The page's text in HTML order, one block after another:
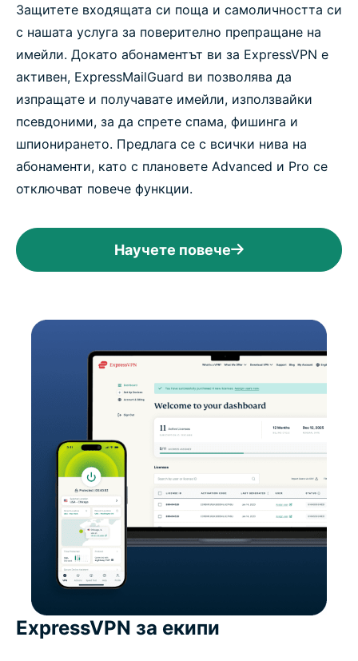
Защитете входящата си поща и самоличността си
с нашата услуга за поверително препращане на
имейли. Докато абонаментът ви за ExpressVPN е
активен, ExpressMailGuard ви позволява да
изпращате и получавате имейли, използвайки
псевдоними, за да спрете спама, фишинга и
шпионирането. Предлага се с всички нива на
абонаменти, като с плановете Advanced и Pro се
отключват повече функции.
Научете повече
ExpressVPN за екипи